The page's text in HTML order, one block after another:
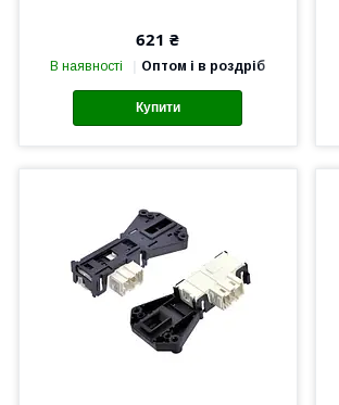
621 ₴
В наявності Оптом і в роздріб
Купити